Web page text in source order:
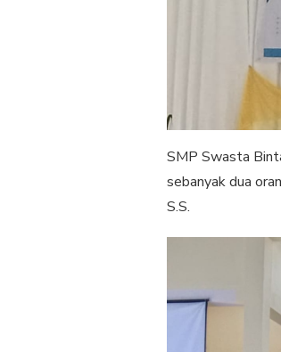
SMP Swasta
sebanyak dua
S.S.